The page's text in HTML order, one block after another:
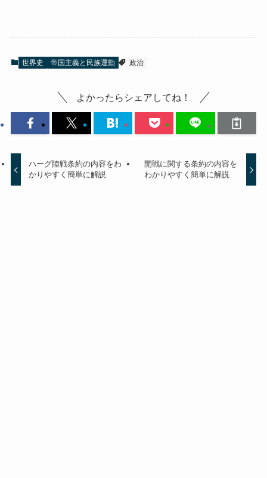
世界史 帝国主義と民族運動 政治
よかったらシェアしてね！
ハーグ陸戦条約の内容をわ
かりやすく簡単に解説
開戦に関する条約の内容を
わかりやすく簡単に解説